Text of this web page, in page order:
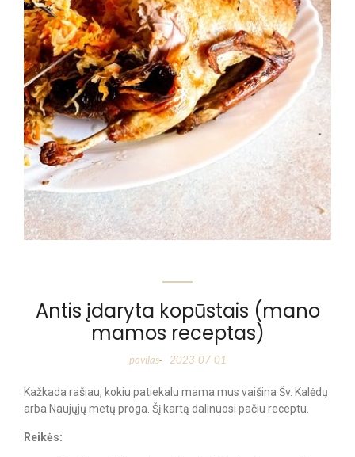
Antis įdaryta kopūstais (mano
mamos receptas)
povilas- 2023-07-01
Kažkada rašiau, kokiu patiekalu mama mus vaišina Šv. Kalėdų
arba Naujųjų metų proga. Šį kartą dalinuosi pačiu receptu.
Reikės: